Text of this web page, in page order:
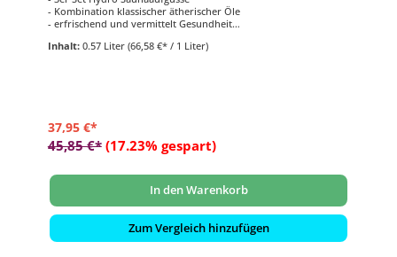
- Kombination klassischer ätherischer Öle
- erfrischend und vermittelt Gesundheit
Inhalt: 0.57 Liter (66,58 €* / 1 Liter)
37,95 €*
45,85 €* (17.23% gespart)
In den Warenkorb
Zum Vergleich hinzufügen